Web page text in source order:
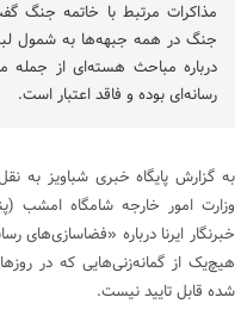
مذاکرات مرتبط با خاتمه جنگ
جنگ در همه جبهه‌ها به شمول
درباره مباحث هسته‌ای از جمله
رسانه‌ای بوده و فاقد اعتبار است.
به گزارش پایگاه خبری شباویز به
خبرنگار ایرنا درباره «فضاسازی‌های
هیچ‌یک از گمانه‌زنی‌هایی که در
شده قابل تایید نیست.